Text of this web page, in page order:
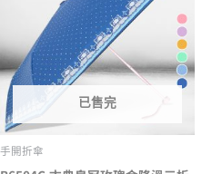
已售完
手開折傘